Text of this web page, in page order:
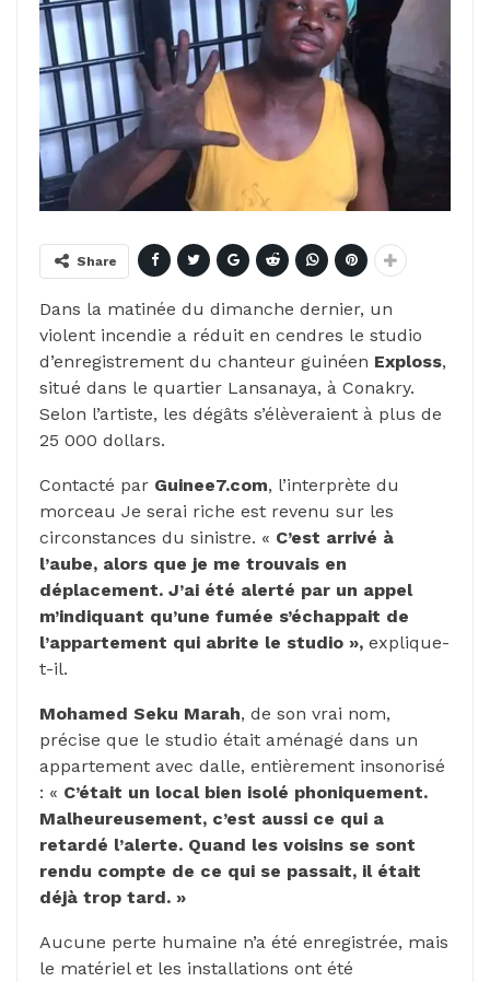
Share
Dans la matinée du dimanche dernier, un
violent incendie a réduit en cendres le studio
d’enregistrement du chanteur guinéen Exploss,
situé dans le quartier Lansanaya, à Conakry.
Selon l’artiste, les dégâts s’élèveraient à plus de
25 000 dollars.
Contacté par Guinee7.com, l’interprète du
morceau Je serai riche est revenu sur les
circonstances du sinistre. « C’est arrivé à
l’aube, alors que je me trouvais en
déplacement. J’ai été alerté par un appel
m’indiquant qu’une fumée s’échappait de
l’appartement qui abrite le studio », explique-
t-il.
Mohamed Seku Marah, de son vrai nom,
précise que le studio était aménagé dans un
appartement avec dalle, entièrement insonorisé
: « C’était un local bien isolé phoniquement.
Malheureusement, c’est aussi ce qui a
retardé l’alerte. Quand les voisins se sont
rendu compte de ce qui se passait, il était
déjà trop tard. »
Aucune perte humaine n’a été enregistrée, mais
le matériel et les installations ont été